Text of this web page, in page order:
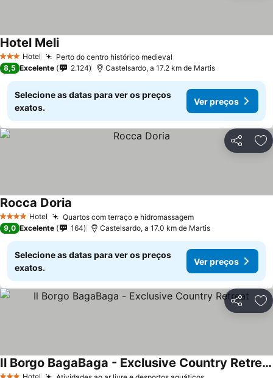
3 EstrelasHotel Perto do centro histórico medieval
Hotel Meli
8,5 Excelente 2.124 Castelsardo, a 17.2 km de Martis
Selecione as datas para ver os preços
exatos.
Ver preços
Partilhar
4 EstrelasHotel Quartos com terraço e hidromassagem
Rocca Doria
9,0 Excelente 164 Castelsardo, a 17.0 km de Martis
Selecione as datas para ver os preços
exatos.
Ver preços
Partilhar
Hotel
Il Borgo BagaBaga - Exclusive Country Retreat